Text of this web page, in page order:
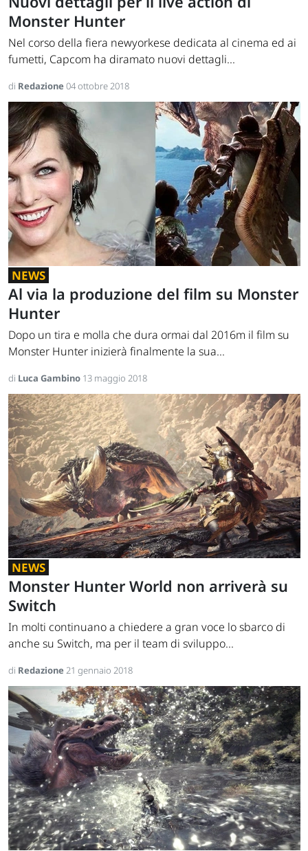
Monster Hunter
Nel corso della fiera newyorkese dedicata al cinema ed ai
fumetti, Capcom ha diramato nuovi dettagli...
di Redazione04 ottobre 2018
NEWS
Al via la produzione del film su Monster
Hunter
Dopo un tira e molla che dura ormai dal 2016m il film su
Monster Hunter inizierà finalmente la sua...
di Luca Gambino 13 maggio 2018
NEWS
Monster Hunter World non arriverà su
Switch
In molti continuano a chiedere a gran voce lo sbarco di
anche su Switch, ma per il team di sviluppo...
di Redazione21 gennaio 2018